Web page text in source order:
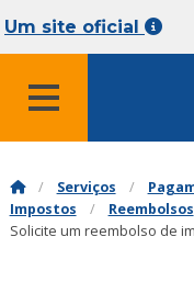
Um site oficial
Serviços
Impostos
Reembolsos
Solicite um reembolso de